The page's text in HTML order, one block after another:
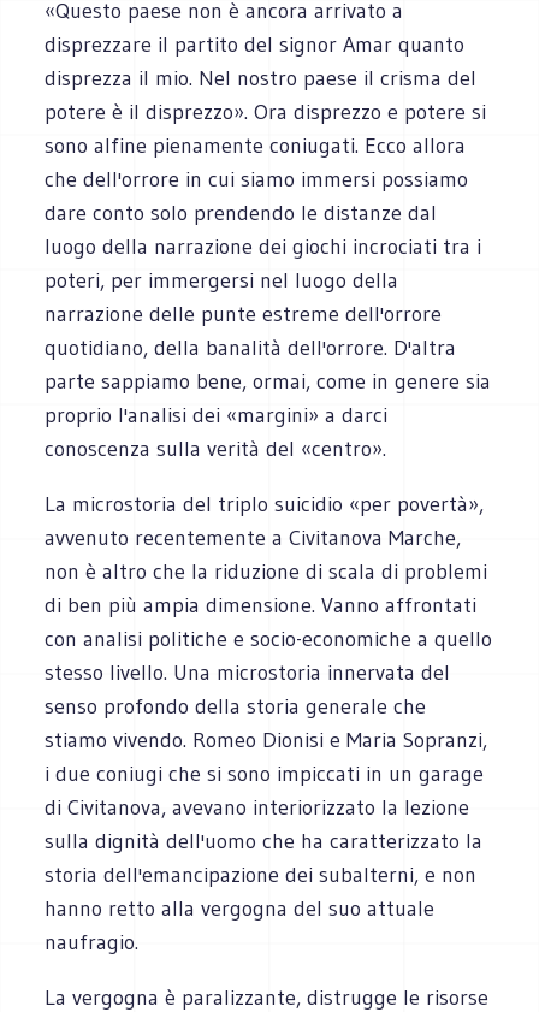
«Questo paese non è ancora arrivato a
disprezzare il partito del signor Amar quanto
disprezza il mio. Nel nostro paese il crisma del
potere è il disprezzo». Ora disprezzo e potere si
sono alfine pienamente coniugati. Ecco allora
che dell'orrore in cui siamo immersi possiamo
dare conto solo prendendo le distanze dal
luogo della narrazione dei giochi incrociati tra i
poteri, per immergersi nel luogo della
narrazione delle punte estreme dell'orrore
quotidiano, della banalità dell'orrore. D'altra
parte sappiamo bene, ormai, come in genere sia
proprio l'analisi dei «margini» a darci
conoscenza sulla verità del «centro».
La microstoria del triplo suicidio «per povertà»,
avvenuto recentemente a Civitanova Marche,
non è altro che la riduzione di scala di problemi
di ben più ampia dimensione. Vanno affrontati
con analisi politiche e socio-economiche a quello
stesso livello. Una microstoria innervata del
senso profondo della storia generale che
stiamo vivendo. Romeo Dionisi e Maria Sopranzi,
i due coniugi che si sono impiccati in un garage
di Civitanova, avevano interiorizzato la lezione
sulla dignità dell'uomo che ha caratterizzato la
storia dell'emancipazione dei subalterni, e non
hanno retto alla vergogna del suo attuale
naufragio.
La vergogna è paralizzante, distrugge le risorse